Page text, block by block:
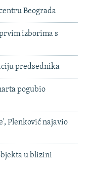
Beograda
izborima s
predsednika
pogubio
Plenković najavio
u blizini